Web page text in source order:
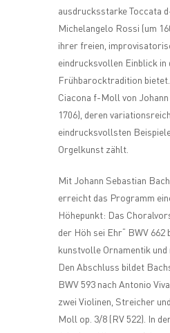
ausdrucksstarke Toccata
Michelangelo Rossi (um
ihrer freien,
eindrucksvollen Einblick in
Frühbarocktradition
Ciacona f-Moll von
1706), deren
eindrucksvollsten
Orgelkunst zählt.
Mit Johann Sebastian
erreicht das Programm
Höhepunkt: Das
der Höh sei Ehr“ BWV
kunstvolle Ornamentik und
Den Abschluss bildet
BWV 593 nach Antonio
zwei Violinen, Streicher
Moll op. 3/8 (RV 522). In